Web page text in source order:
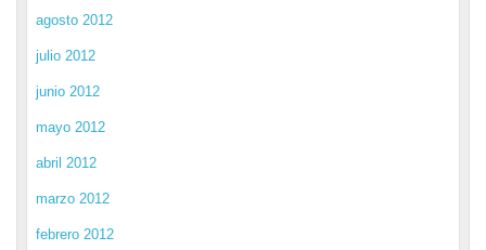
agosto 2012
julio 2012
junio 2012
mayo 2012
abril 2012
marzo 2012
febrero 2012